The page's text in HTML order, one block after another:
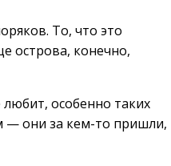
То, что это
острова, конечно,
особенно таких
— они за кем-то пришли,